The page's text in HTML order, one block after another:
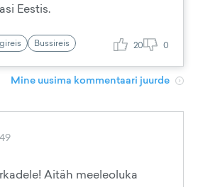
Eestis.
Bussireis 20 0
Mine uusima kommentaari juurde
Aitäh meeleoluka